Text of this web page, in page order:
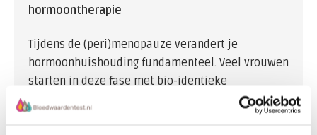
hormoontherapie
Tijdens de (peri)menopauze verandert je
hormoonhuishouding fundamenteel. Veel vrouwen
starten in deze fase met bio-identieke
hormoontherapie om klachten te verminderen en
hun gezondheid te ondersteunen. Maar hoe weet